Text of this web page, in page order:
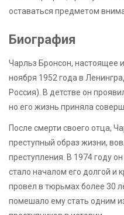
оставаться предметом
Биография
Чарльз Бронсон, настоящее
ноября 1952 года в
Россия). В детстве он
но его жизнь приняла
После смерти своего отца,
преступный образ жизни,
преступления. В 1974 году
стало началом его долгой и
провел в тюрьмах более 30
помешало ему стать одним